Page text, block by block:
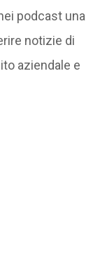
podcast una
notizie di
aziendale e